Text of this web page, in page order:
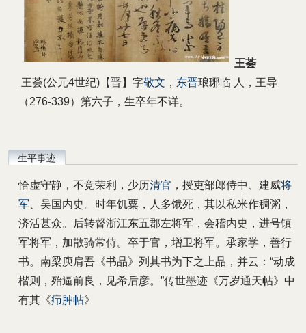
王荟
王荟(公元4世纪)【晋】字敬文 ， 东晋琅琊临 人，王导
（276-339）第六子，生卒年不详。
生平事迹
恰虚守静，不竞荣利，少历清官 ，授吏部郎侍中、建威将
军 、吴国内史。时年饥粟，人多饿死，其以私米作稠粥，
济活甚众。后转督浙江东五郡左将军，会稽内史，进号镇
军将军，加散骑常侍。卒于官，增卫将军。承家学，善行
书。南梁庾肩吾《书品》列其书为下之上品，并云：“动成
楷则，殆逼前良，见希后彦。”传世墨迹《万岁通天帖》中
有其《疖肿帖》